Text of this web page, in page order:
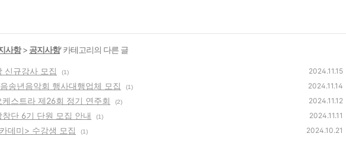
사항> 공지사항' 카테고리의 다른 글
신규강사 모집 (1) 2024.11.15
송년음악회 행사대행업체 모집 (1) 2024.11.14
케스트라 제26회 정기 연주회 (2) 2024.11.12
단 6기 단원 모집 안내 (1) 2024.11.11
데미> 수강생 모집 (1) 2024.10.21